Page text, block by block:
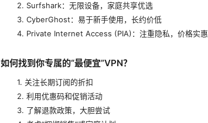
2. Surfshark：无限设备，家庭共享优选
3. CyberGhost：易于新手使用，长约价低
4. Private Internet Access (PIA)：注重隐私，价格实惠
如何找到你专属的“最便宜”VPN？
1. 关注长期订阅的折扣
2. 利用优惠码和促销活动
3. 了解退款政策，大胆尝试